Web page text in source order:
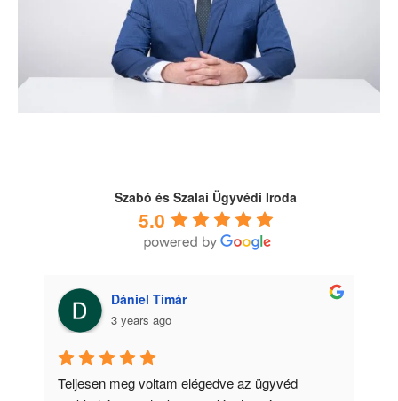
Szabó és Szalai Ügyvédi Iroda
5.0
Anna Vancsik-Bergou
3 years ago